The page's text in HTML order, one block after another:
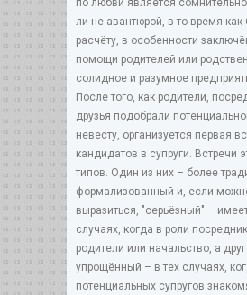
по любви является
ли не авантюрой, в то время как
расчёту, в особенности
помощи родителей или
солидное и разумное
После того, как родители,
друзья подобрали
невесту, организуется первая
кандидатов в супруги. Встречи
типов. Один из них – более
формализованный и, если
выразиться, "серьёзный" –
случаях, когда в роли
родители или начальство, а
упрощённый – в тех случаях,
потенциальных супругов